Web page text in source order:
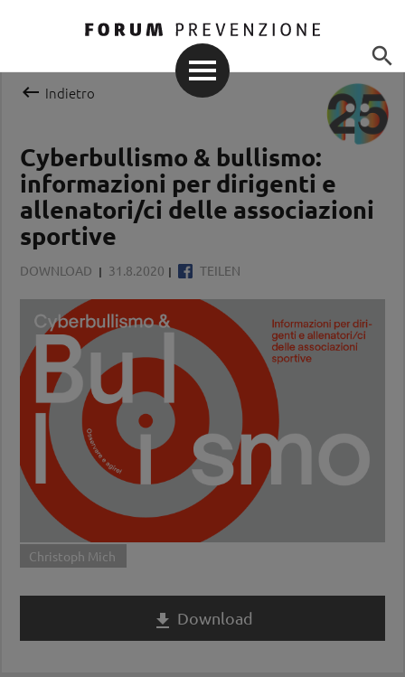

 Indietro
Cyberbullismo & bullismo:
informazioni per dirigenti e
allenatori/ci delle associazioni
sportive
DOWNLOAD 31.8.2020 TEILEN
Christoph Mich
 Download